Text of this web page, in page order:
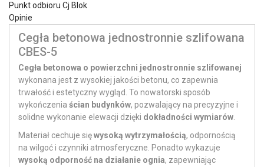
Punkt odbioru Cj Blok
Opinie
Cegła betonowa jednostronnie szlifowana
CBES-5
Cegła betonowa o powierzchni jednostronnie szlifowanej
wykonana jest z wysokiej jakości betonu, co zapewnia
trwałość i estetyczny wygląd. To nowatorski sposób
wykończenia ścian budynków, pozwalający na precyzyjne i
solidne wykonanie elewacji dzięki dokładności wymiarów
Materiał cechuje sięwysoką wytrzymałością, odpornością
na wilgoć i czynniki atmosferyczne. Ponadto wykazuje
wysoką odporność na działanie ognia, zapewniając